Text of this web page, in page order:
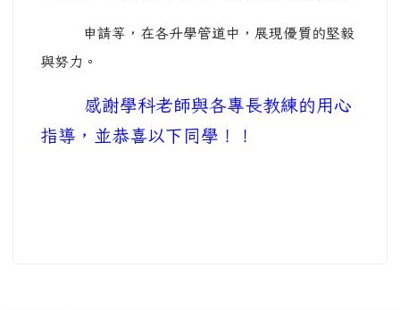
申請等，在各升學管道中，展現優質的堅毅
與努力。
感謝學科老師與各專長教練的用心
指導，並恭喜以下同學！！